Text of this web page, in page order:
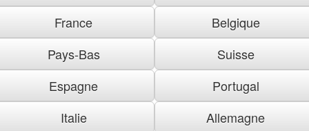
France
Belgique
Pays-Bas
Suisse
Espagne
Portugal
Italie
Allemagne